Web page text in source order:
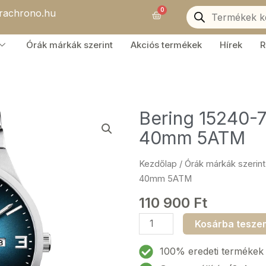
0Kosár
Products
search
Órák márkák szerint Akciós termékek Hírek
Bering 15240-
40mm 5ATM
Kezdőlap / Órák márkák szerint
40mm 5ATM
110 900 Ft
Bering
15240-
777
Kosárba
100% eredeti termékek